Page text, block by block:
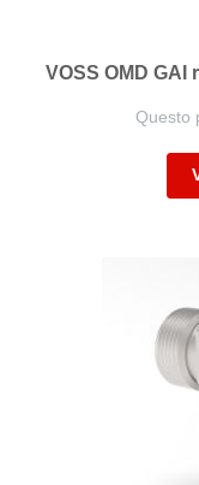
VOSS OMD
Questo